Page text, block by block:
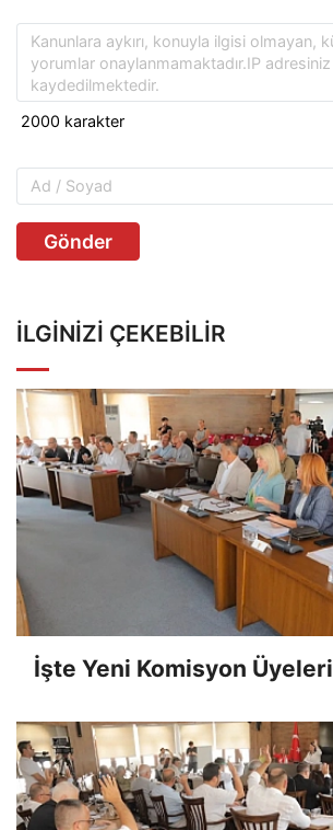
Gönder
İLGINIZI ÇEKEBILIR
İşte Yeni Komisyon Üyeleri